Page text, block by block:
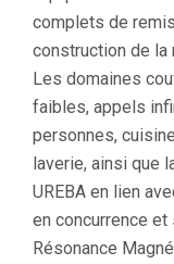
complets de
construction de la
Les domaines
faibles, appels
personnes,
laverie, ainsi que
UREBA en lien
en concurrence
Résonance